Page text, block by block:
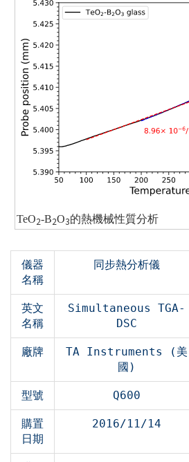
TeO2-B2O3的熱機械性質分析
儀器
名稱
同步熱分析儀
英文
名稱
Simultaneous TGA-
DSC
廠牌
TA Instruments (美
國)
型號 Q600
購置
日期
2016/11/14